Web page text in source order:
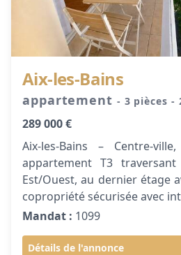
Aix-les-Bains
appartement - 3 pièces -
289 000 €
Aix-les-Bains – Centre-
appartement T3
Est/Ouest, au dernier étage
copropriété sécurisée avec
Mandat : 1099
Détails de l'annonce